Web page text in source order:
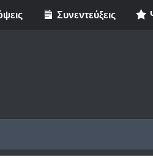
Συνεντεύξεις